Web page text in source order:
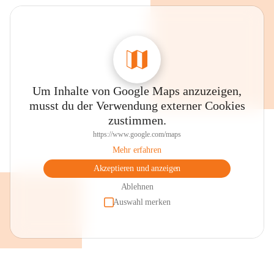
Um Inhalte von Google Maps anzuzeigen,
musst du der Verwendung externer Cookies
zustimmen.
https://www.google.com/maps
Mehr erfahren
Akzeptieren und anzeigen
Ablehnen
Auswahl merken